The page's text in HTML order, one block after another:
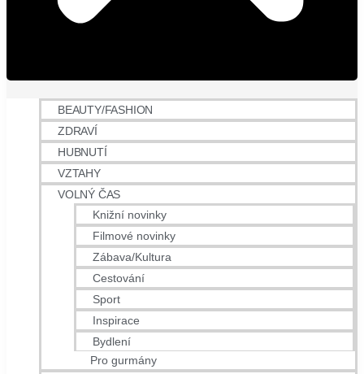
BEAUTY/FASHION
ZDRAVÍ
HUBNUTÍ
VZTAHY
VOLNÝ ČAS
Knižní novinky
Filmové novinky
Zábava/Kultura
Cestování
Sport
Inspirace
Bydlení
Pro gurmány